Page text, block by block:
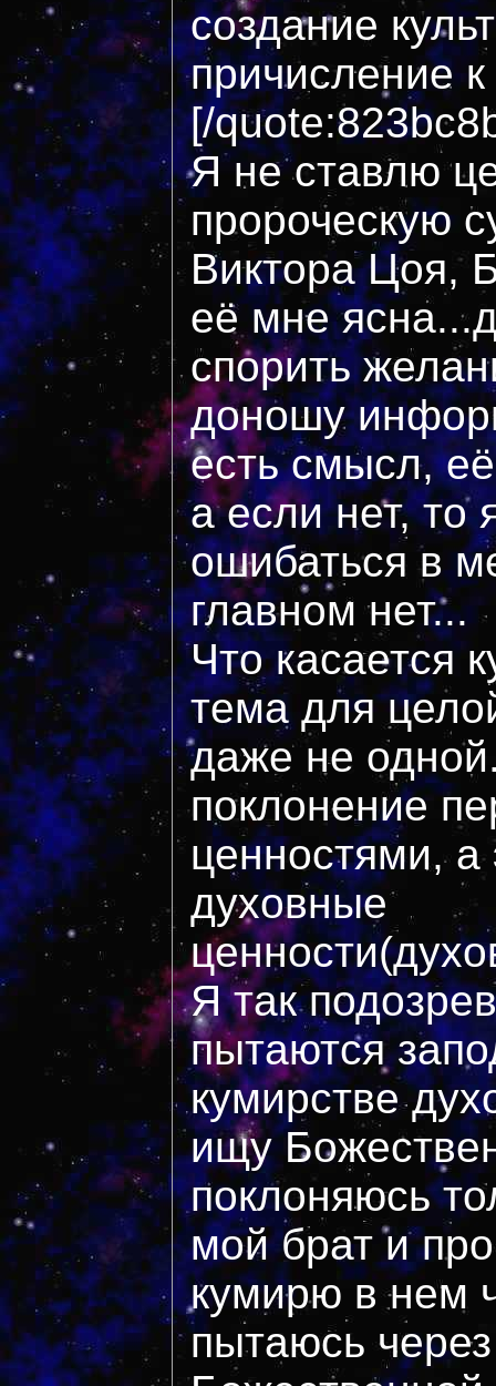
создание
причисление
[/
Я не ставлю
пророческую
Виктора Цоя,
её мне
спорить
доношу
есть смысл,
а если нет, то
ошибаться в
главном нет...
Что касается
тема для
даже не
поклонение
ценностями,
духовные
Я так
пытаются
кумирстве
ищу
поклоняюсь
мой брат и
кумирю в нем
пытаюсь